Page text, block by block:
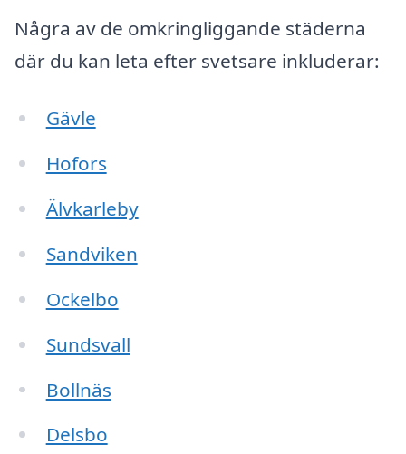
Några av de omkringliggande städerna
där du kan leta efter svetsare inkluderar:
Gävle
Hofors
Älvkarleby
Sandviken
Ockelbo
Sundsvall
Bollnäs
Delsbo